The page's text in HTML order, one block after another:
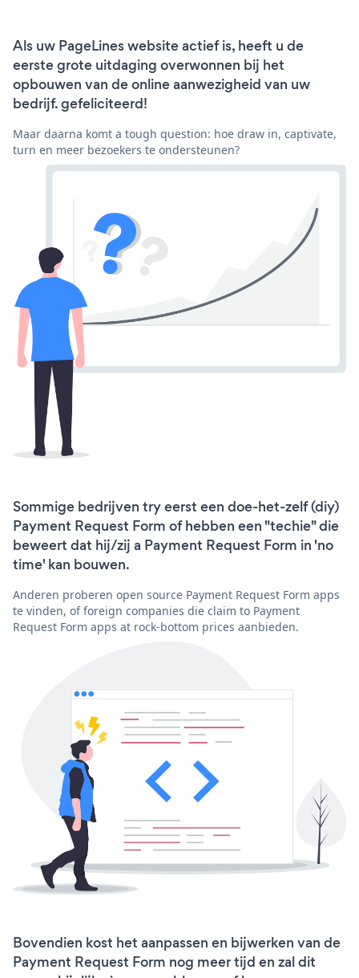
Als uw PageLines website actief is, heeft u de
eerste grote uitdaging overwonnen bij het
opbouwen van de online aanwezigheid van uw
bedrijf. gefeliciteerd!
Maar daarna komt a tough question: hoe draw in, captivate,
turn en meer bezoekers te ondersteunen?
Sommige bedrijven try eerst een doe-het-zelf (diy)
Payment Request Form of hebben een "techie" die
beweert dat hij/zij a Payment Request Form in 'no
time' kan bouwen.
Anderen proberen open source Payment Request Form apps
te vinden, of foreign companies die claim to Payment
Request Form apps at rock-bottom prices aanbieden.
Bovendien kost het aanpassen en bijwerken van de
Payment Request Form nog meer tijd en zal dit